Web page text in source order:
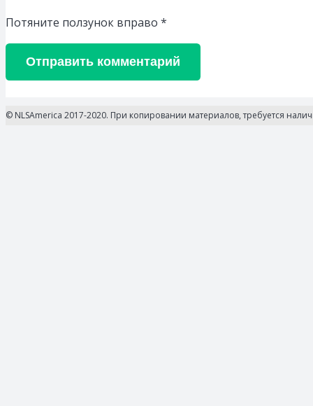
Потяните ползунок вправо *
Отправить комментарий
© NLSAmerica 2017-2020. При копировании материалов, требуется